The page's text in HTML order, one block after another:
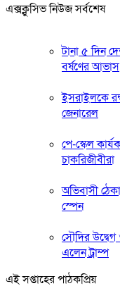
এক্সক্লুসিভ নিউজ সর্বশেষ
টানা ৫ দিন
বর্ষণের আভাস
ইসরাইলকে
জেনারেল
পে-স্কেল
চাকরিজীবীরা
অভিবাসী
স্পেন
সৌদির
এলেন ট্রাম্প
এই সপ্তাহের পাঠকপ্রিয়